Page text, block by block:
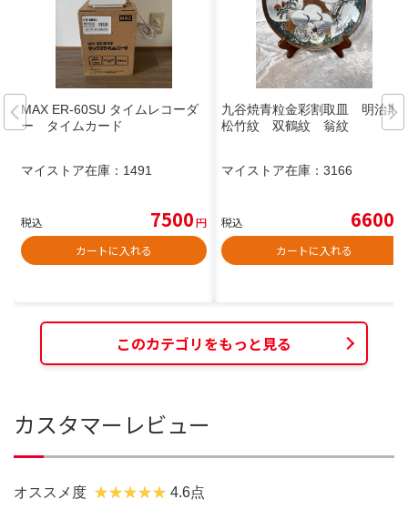
MAX ER-60SU タイムレコーダ
ー タイムカード
マイストア在庫： 1491
税込 7500円
カートに入れる
九谷焼青粒金彩割取皿 明治期
松竹紋 双鶴紋 翁紋
マイストア在庫： 3166
税込 6600
カートに入れる
このカテゴリをもっと見る
カスタマーレビュー
オススメ度 4.6点